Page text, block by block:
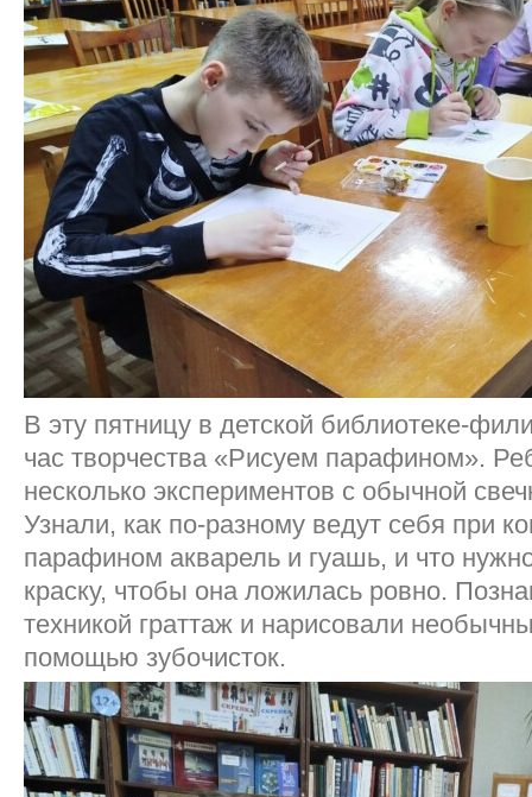
В эту пятницу в детской библиотеке-
час творчества «Рисуем парафином».
несколько экспериментов с обычной
Узнали, как по-разному ведут себя при
парафином акварель и гуашь, и что
краску, чтобы она ложилась ровно.
техникой граттаж и нарисовали
помощью зубочисток.